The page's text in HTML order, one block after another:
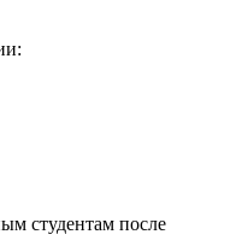
студентам после